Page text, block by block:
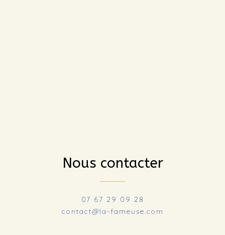
Nous contacter
07 67 29 09 28
contact@la-fameuse.com